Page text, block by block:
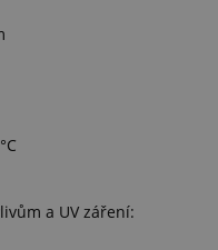
a UV záření: